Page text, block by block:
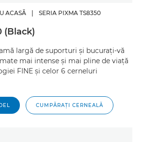
ACASĂ SERIA PIXMA TS8350
(Black)
largă de suporturi şi bucuraţi-vă
mai intense şi mai pline de viaţă
FINE şi celor 6 cerneluri
CUMPĂRAŢI CERNEALĂ